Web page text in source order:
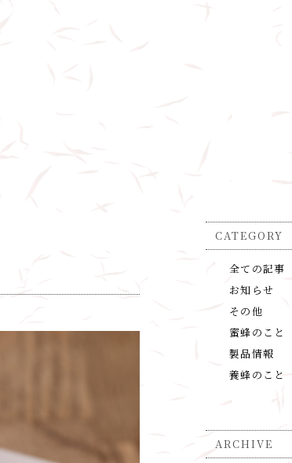
CATEGORY
全ての記事
お知らせ
その他
蜜蜂のこと
製品情報
養蜂のこと
ARCHIVE